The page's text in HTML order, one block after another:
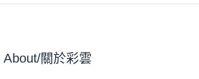
About/關於彩雲